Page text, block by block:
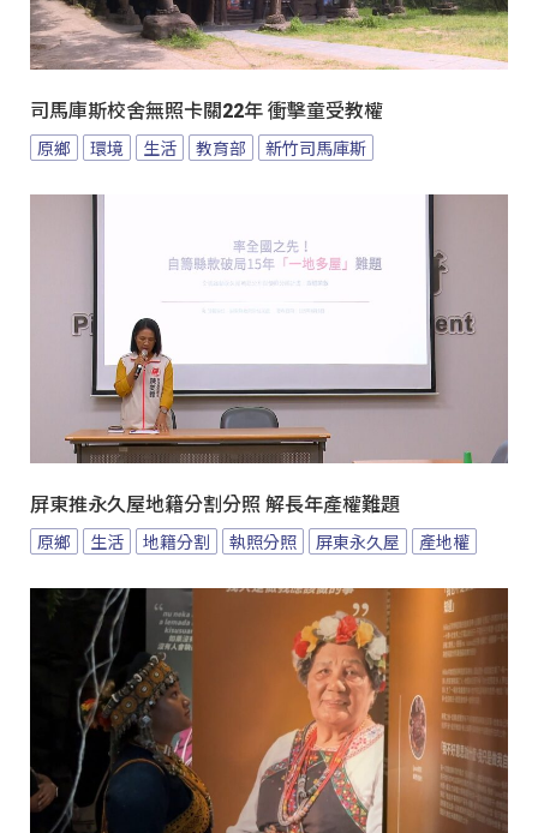
司馬庫斯校舍無照卡關22年 衝擊童受教權
原鄉 環境 生活 教育部 新竹司馬庫斯
屏東推永久屋地籍分割分照 解長年產權難題
原鄉 生活 地籍分割 執照分照 屏東永久屋 產地權